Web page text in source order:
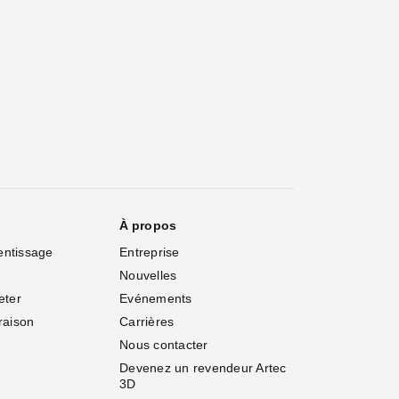
À propos
Entreprise
Nouvelles
Evénements
Carrières
Nous contacter
Devenez un revendeur Artec
3D